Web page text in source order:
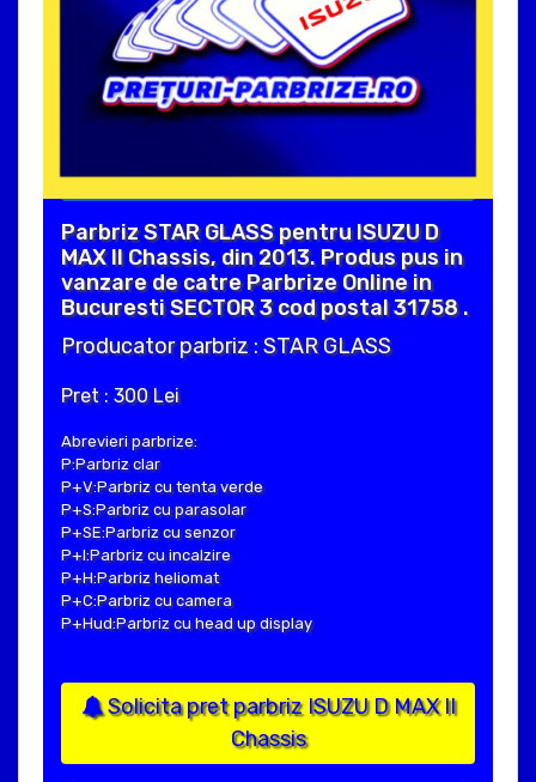
Parbriz STAR GLASS pentru ISUZU D
MAX II Chassis, din 2013. Produs pus in
vanzare de catre Parbrize Online in
Bucuresti SECTOR 3 cod postal 31758 .
Producator parbriz : STAR GLASS
Pret : 300 Lei
Abrevieri parbrize:
P:Parbriz clar
P+V:Parbriz cu tenta verde
P+S:Parbriz cu parasolar
P+SE:Parbriz cu senzor
P+I:Parbriz cu incalzire
P+H:Parbriz heliomat
P+C:Parbriz cu camera
P+Hud:Parbriz cu head up display
Solicita pret parbriz ISUZU D MAX II
Chassis